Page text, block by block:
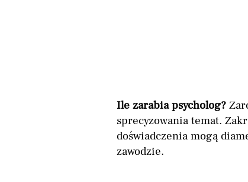
Ile zarabia psycholog?
sprecyzowania temat.
doświadczenia mogą
zawodzie.